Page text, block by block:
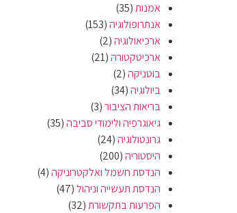
אמנות(35)
אנתרופולוגיה(153)
ארכיאולוגיה(2)
ארכיטקטורה(21)
בוטניקה(2)
ביולוגיה(34)
בריאות הציבור(3)
גיאוגרפיה ולימודי סביבה(35)
גרונטולוגיה(24)
היסטוריה(200)
הנדסת חשמל ואלקטרוניקה(4)
הנדסת תעשייה וניהול(47)
הפרעות בתקשורת(32)